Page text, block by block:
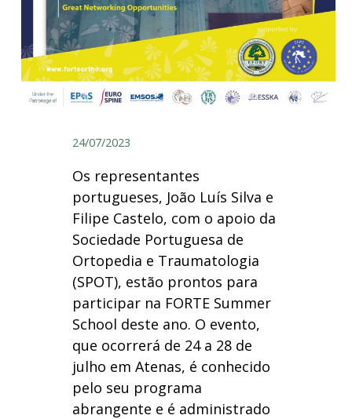
24/07/2023
Os representantes
portugueses, João Luís Silva e
Filipe Castelo, com o apoio da
Sociedade Portuguesa de
Ortopedia e Traumatologia
(SPOT), estão prontos para
participar na FORTE Summer
School deste ano. O evento,
que ocorrerá de 24 a 28 de
julho em Atenas, é conhecido
pelo seu programa
abrangente e é administrado